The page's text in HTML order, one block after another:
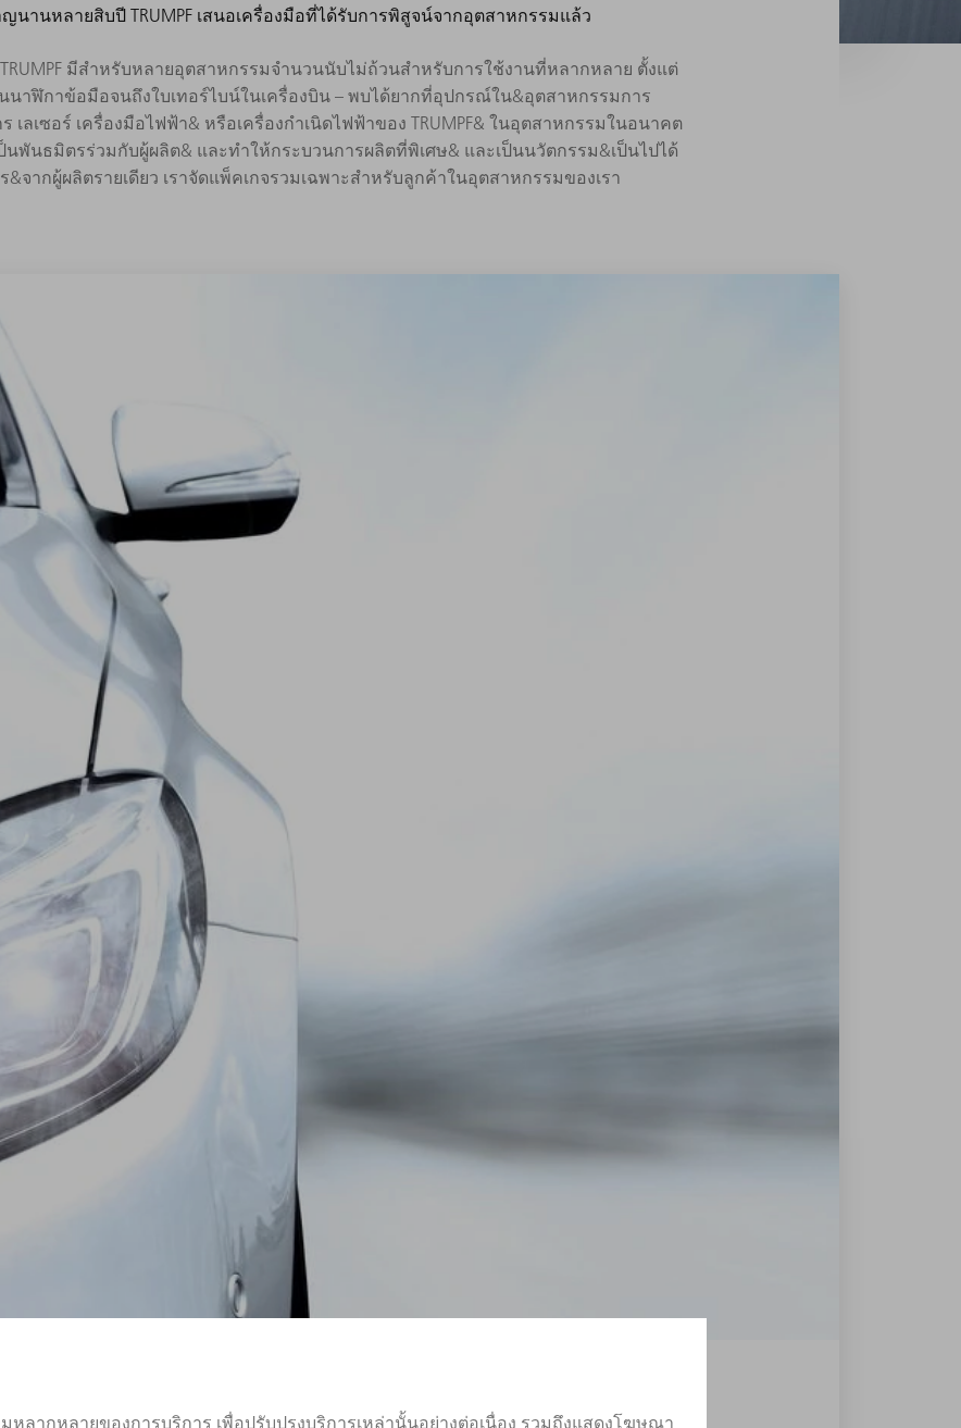
นานหลายสิบปี TRUMPF เสนอเครื่องมือที่ได้รับการพิสูจน์จากอุตสาหกรรมแล้ว
มีสำหรับหลายอุตสาหกรรมจำนวนนับไม่ถ้วนสำหรับการใช้งานที่หลากหลาย ตั้งแต่
นาฬิกาข้อมือจนถึงใบเทอร์ไบน์ในเครื่องบิน – พบได้ยากที่อุปกรณ์ใน&อุตสาหกรรมการ
เลเซอร์ เครื่องมือไฟฟ้า& หรือเครื่องกำเนิดไฟฟ้าของ TRUMPF& ในอุตสาหกรรมในอนาคต
ป็นพันธมิตรร่วมกับผู้ผลิต& และทำให้กระบวนการผลิตที่พิเศษ& และเป็นนวัตกรรม&เป็นไปได้
จากผู้ผลิตรายเดียว เราจัดแพ็คเกจรวมเฉพาะสำหรับลูกค้าในอุตสาหกรรมของเรา
รับประสบการณ์เพิ่มขึ้น